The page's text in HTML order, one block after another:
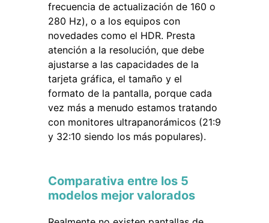
frecuencia de actualización de 160 o
280 Hz), o a los equipos con
novedades como el HDR. Presta
atención a la resolución, que debe
ajustarse a las capacidades de la
tarjeta gráfica, el tamaño y el
formato de la pantalla, porque cada
vez más a menudo estamos tratando
con monitores ultrapanorámicos (21:9
y 32:10 siendo los más populares).
Comparativa entre los 5
modelos mejor valorados